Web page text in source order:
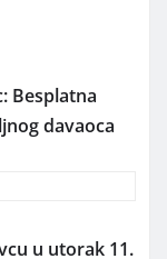
Besplatna
davaoca
u utorak 11.